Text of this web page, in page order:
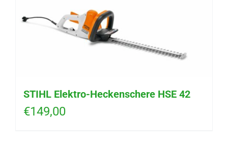
STIHL Elektro-Heckenschere HSE 42
€149,00